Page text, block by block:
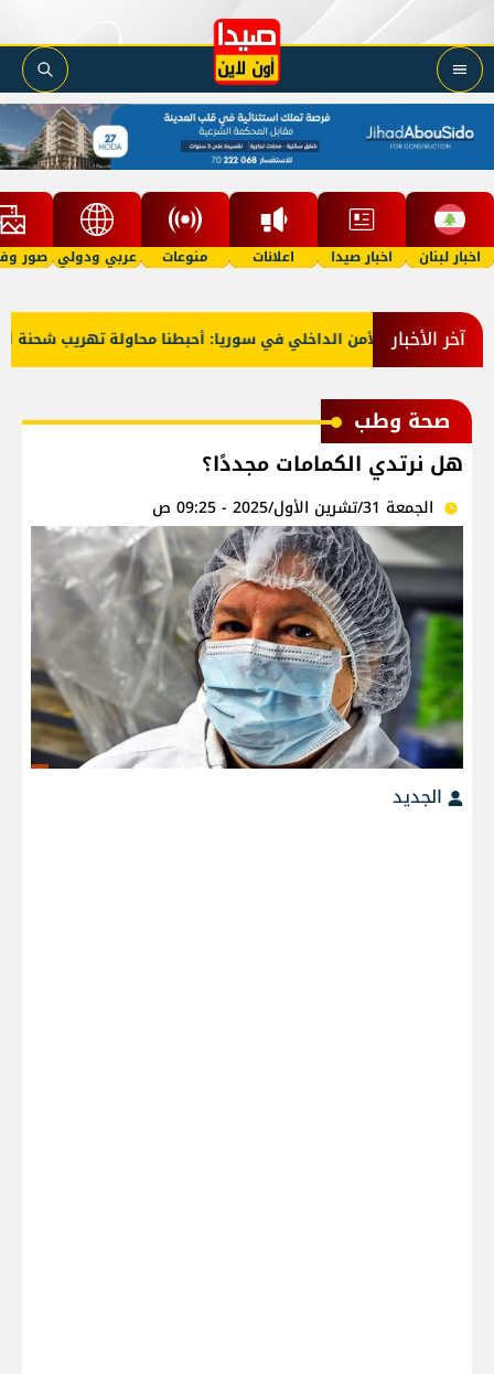
اخبار لبنان اخبار صيدا اعلانات منوعات عربي ودولي صور
آخر الأخبار
قوى الأمن الداخلي في سوريا: أحبطنا محاولة تهريب شحنة
صحة وطب
هل نرتدي الكمامات مجددًا؟
الجمعة 31/تشرين الأول/2025 - 09:25 ص
الجديد